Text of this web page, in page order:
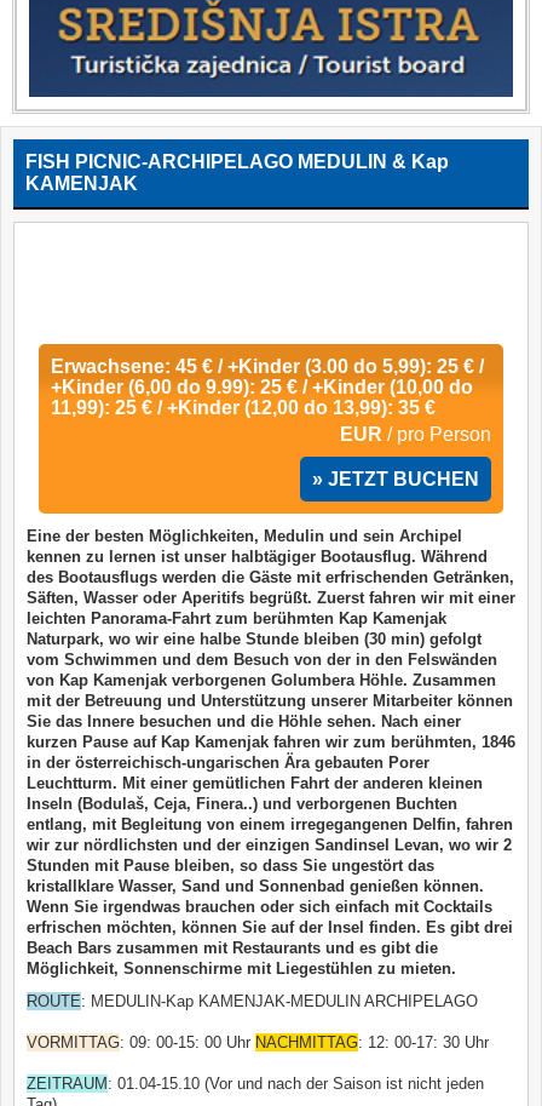
FISH PICNIC-ARCHIPELAGO MEDULIN & Kap
KAMENJAK
Erwachsene: 45 € / +Kinder (3.00 do 5,99): 25 € /
+Kinder (6,00 do 9.99): 25 € / +Kinder (10,00 do
11,99): 25 € / +Kinder (12,00 do 13,99): 35 €
EUR / pro Person
» JETZT BUCHEN
Eine der besten Möglichkeiten, Medulin und sein Archipel
kennen zu lernen ist unser halbtägiger Bootausflug. Während
des Bootausflugs werden die Gäste mit erfrischenden Getränken,
Säften, Wasser oder Aperitifs begrüßt. Zuerst fahren wir mit einer
leichten Panorama-Fahrt zum berühmten Kap Kamenjak
Naturpark, wo wir eine halbe Stunde bleiben (30 min) gefolgt
vom Schwimmen und dem Besuch von der in den Felswänden
von Kap Kamenjak verborgenen Golumbera Höhle. Zusammen
mit der Betreuung und Unterstützung unserer Mitarbeiter können
Sie das Innere besuchen und die Höhle sehen. Nach einer
kurzen Pause auf Kap Kamenjak fahren wir zum berühmten, 1846
in der österreichisch-ungarischen Ära gebauten Porer
Leuchtturm. Mit einer gemütlichen Fahrt der anderen kleinen
Inseln (Bodulaš, Ceja, Finera..) und verborgenen Buchten
entlang, mit Begleitung von einem irregegangenen Delfin, fahren
wir zur nördlichsten und der einzigen Sandinsel Levan, wo wir 2
Stunden mit Pause bleiben, so dass Sie ungestört das
kristallklare Wasser, Sand und Sonnenbad genießen können.
Wenn Sie irgendwas brauchen oder sich einfach mit Cocktails
erfrischen möchten, können Sie auf der Insel finden. Es gibt drei
Beach Bars zusammen mit Restaurants und es gibt die
Möglichkeit, Sonnenschirme mit Liegestühlen zu mieten.
ROUTE: MEDULIN-Kap KAMENJAK-MEDULIN ARCHIPELAGO
VORMITTAG: 09: 00-15: 00 Uhr NACHMITTAG: 12: 00-17: 30 Uhr
ZEITRAUM: 01.04-15.10 (Vor und nach der Saison ist nicht jeden